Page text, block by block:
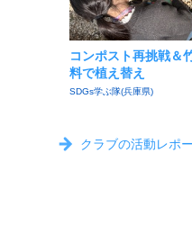
コンポスト再挑戦＆
料で植え替え
SDGs学ぶ隊(兵庫県)
クラブの活動レポ